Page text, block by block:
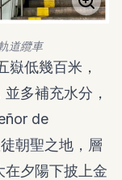
道纜車
嶽低幾百米，
多補充水分，
de
朝聖之地，層
夕陽下披上金